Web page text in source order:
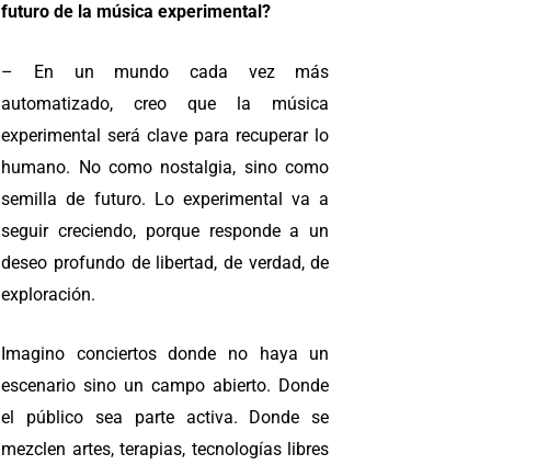
futuro de la música experimental?
– En un mundo cada vez más
automatizado, creo que la música
experimental será clave para recuperar lo
humano. No como nostalgia, sino como
semilla de futuro. Lo experimental va a
seguir creciendo, porque responde a un
deseo profundo de libertad, de verdad, de
exploración.
Imagino conciertos donde no haya un
escenario sino un campo abierto. Donde
el público sea parte activa. Donde se
mezclen artes, terapias, tecnologías libres